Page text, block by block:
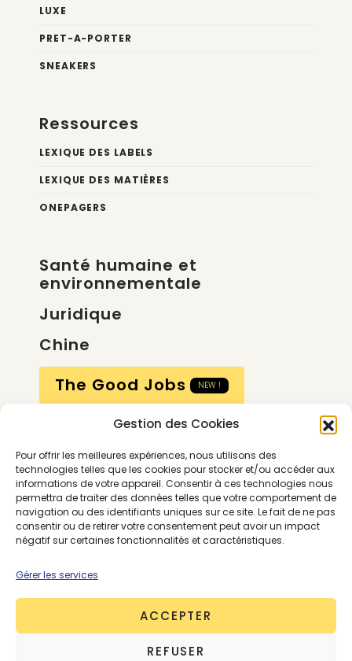
Gestion des Cookies
Pour offrir les meilleures expériences, nous utilisons des
technologies telles que les cookies pour stocker et/ou accéder aux
informations de votre appareil. Consentir à ces technologies nous
permettra de traiter des données telles que votre comportement de
navigation ou des identifiants uniques sur ce site. Le fait de ne pas
consentir ou de retirer votre consentement peut avoir un impact
négatif sur certaines fonctionnalités et caractéristiques.
Gérer les services
ACCEPTER
REFUSER
LUXE
PRET-A-PORTER
SNEAKERS
Ressources
LEXIQUE DES LABELS
LEXIQUE DES MATIÈRES
ONEPAGERS
Santé humaine et
environnementale
Juridique
Chine
The Good Jobs
NEW !
Compte
Calendrier
Contactez-nous
Conditions générales
Mentions légales